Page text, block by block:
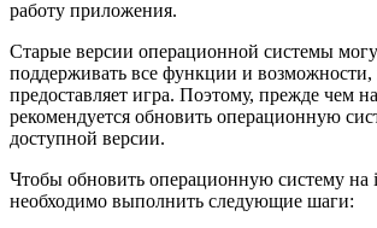
работу приложения.
Старые версии операционной системы
поддерживать все функции и возможности,
предоставляет игра. Поэтому, прежде чем
рекомендуется обновить операционную
доступной версии.
Чтобы обновить операционную систему на
необходимо выполнить следующие шаги: